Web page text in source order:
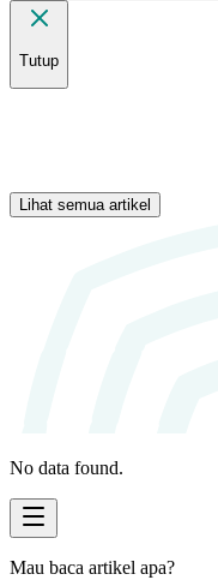
Tutup
Lihat semua artikel
No data found.
Mau baca artikel apa?